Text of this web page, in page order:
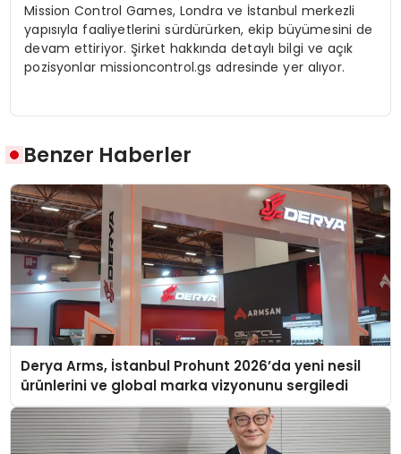
Mission Control Games, Londra ve İstanbul merkezli
yapısıyla faaliyetlerini sürdürürken, ekip büyümesini de
devam ettiriyor. Şirket hakkında detaylı bilgi ve açık
pozisyonlar missioncontrol.gs adresinde yer alıyor.
Benzer Haberler
Derya Arms, İstanbul Prohunt 2026’da yeni nesil
ürünlerini ve global marka vizyonunu sergiledi